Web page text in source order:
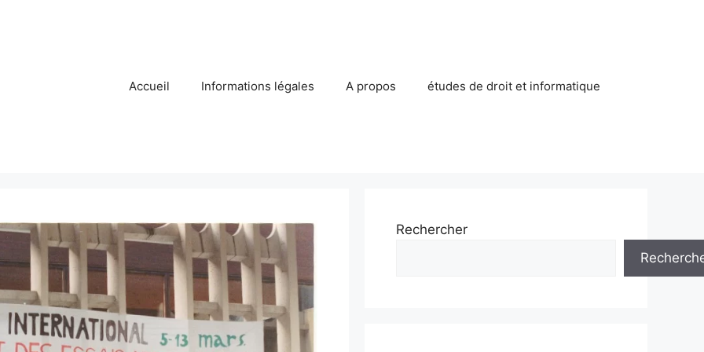
Accueil Informations légales A propos études de droit et informatique
Rechercher